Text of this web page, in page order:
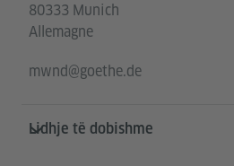
80333 Munich
Allemagne
mwnd@goethe.de
Lidhje të dobishme